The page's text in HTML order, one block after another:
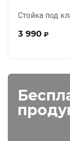
Стойка под
3 990 ₽